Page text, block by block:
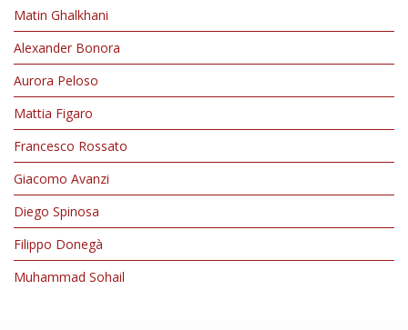
Matin Ghalkhani
Alexander Bonora
Aurora Peloso
Mattia Figaro
Francesco Rossato
Giacomo Avanzi
Diego Spinosa
Filippo Donegà
Muhammad Sohail